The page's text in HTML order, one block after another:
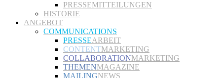
PRESSEMITTEILUNGEN
HISTORIE
ANGEBOT
COMMUNICATIONS
PRESSEARBEIT
CONTENTMARKETING
COLLABORATIONMARKETING
THEMENMAGAZINE
MAILINGNEWS